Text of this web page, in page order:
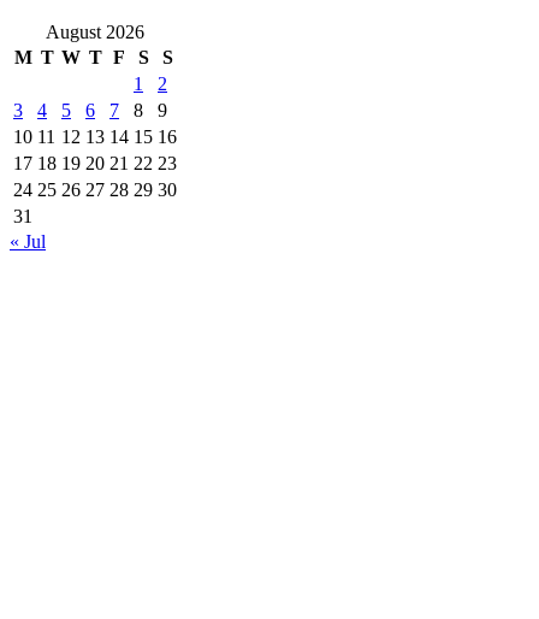
August 2026
M T W T F S
S
1
2
3
4 5 6 7 8
9
10 11 12 13 14 15 16
17 18 19 20 21 22 23
24 25 26 27 28 29 30
31
« Jul